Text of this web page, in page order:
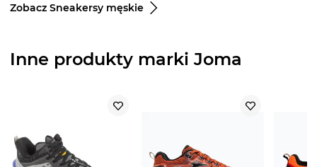
Zobacz Sneakersy męskie
Inne produkty marki Joma